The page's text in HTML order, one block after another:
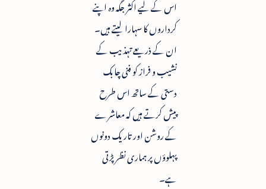
اس کے لیے اکثر جگہ وہ اپنے
کرداروں کا سہارا لیتے ہیں۔
ان کے ذریعے تہذیب کے
نشیب و فراز کو فنی چابک
دستی کے ساتھ اس طرح
پیش کرتے ہیں کہ معاشرے
کے روشن اور تاریک دونوں
پہلوؤں پر ہماری نظر پڑتی
ہے۔